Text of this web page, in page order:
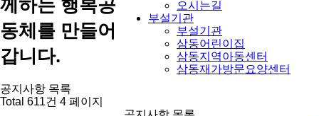
오시는길
부설기관
부설기관
삼동어린이집
삼동지역아동센터
삼동재가방문요양센터
께하는 행복공
동체를 만들어
갑니다.
공지사항 목록
Total 611건 4 페이지